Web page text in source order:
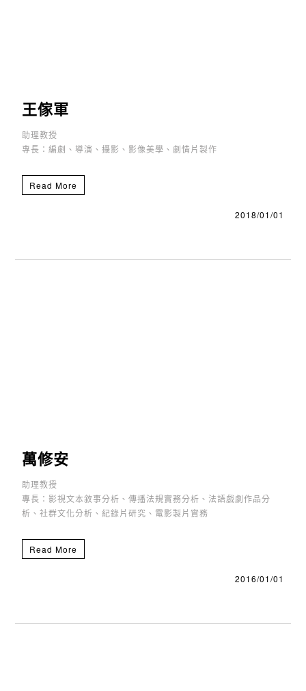
王傢軍
助理教授
專長：編劇、導演、攝影、影像美學、劇情片製作
Read More
2018/01/01
萬修安
助理教授
專長：影視文本敘事分析、傳播法規實務分析、法語戲劇作品分
析、社群文化分析、紀錄片研究、電影製片實務
Read More
2016/01/01